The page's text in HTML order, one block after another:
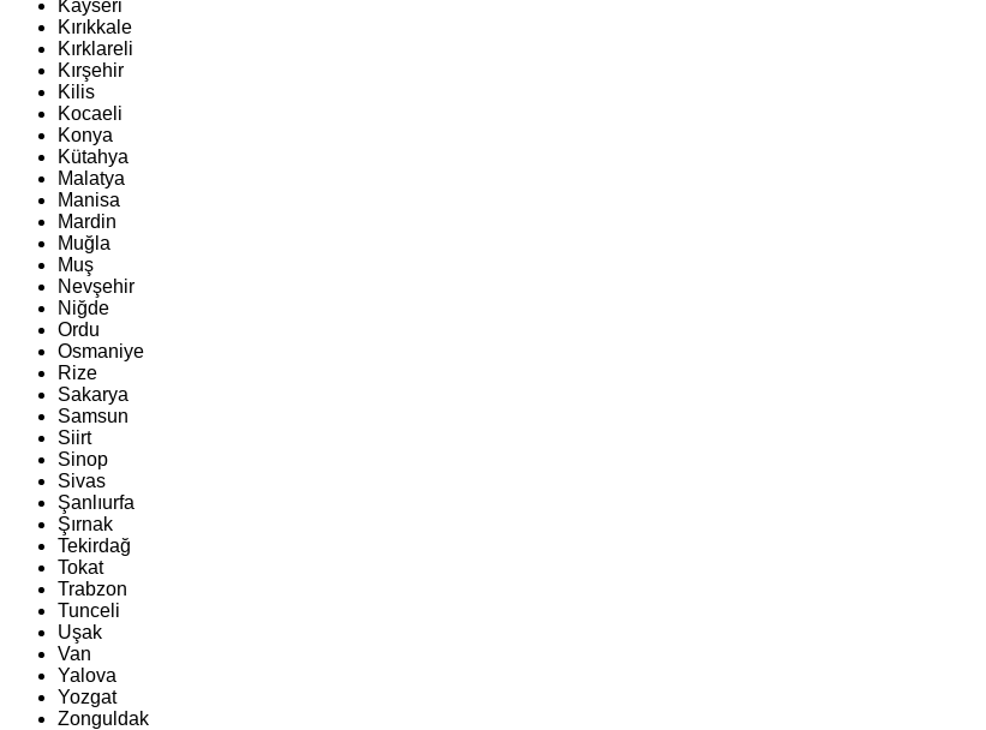
Kayseri
Kırıkkale
Kırklareli
Kırşehir
Kilis
Kocaeli
Konya
Kütahya
Malatya
Manisa
Mardin
Muğla
Muş
Nevşehir
Niğde
Ordu
Osmaniye
Rize
Sakarya
Samsun
Siirt
Sinop
Sivas
Şanlıurfa
Şırnak
Tekirdağ
Tokat
Trabzon
Tunceli
Uşak
Van
Yalova
Yozgat
Zonguldak